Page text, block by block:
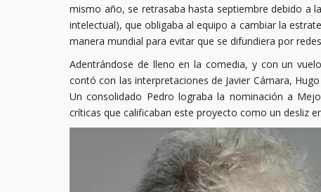
mismo año, se retrasaba hasta septiembre debido a
intelectual), que obligaba al equipo a cambiar la
manera mundial para evitar que se difundiera por
Adentrándose de lleno en la comedia, y con un
contó con las interpretaciones de Javier Cámara,
Un consolidado Pedro lograba la nominación a
críticas que calificaban este proyecto como un desliz